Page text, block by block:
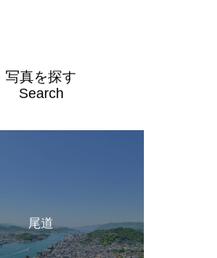
写真を探す
Search
尾道